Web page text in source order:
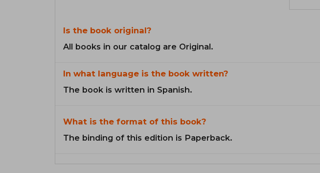
Is the book original?
All books in our catalog are Original.
In what language is the book written?
The book is written in Spanish.
What is the format of this book?
The binding of this edition is Paperback.